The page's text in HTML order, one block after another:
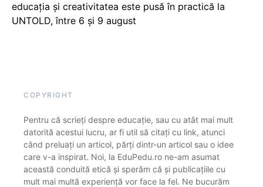
educația și creativitatea este pusă în practică la
UNTOLD, între 6 și 9 august
COPYRIGHT
Pentru că scrieți despre educație, sau cu atât mai mult
datorită acestui lucru, ar fi util să citați cu link, atunci
când preluați un articol, părți dintr-un articol sau o idee
care v-a inspirat. Noi, la EduPedu.ro ne-am asumat
această conduită etică și sperăm că și publicațiile cu
mult mai multă experiență vor face la fel. Ne bucurăm